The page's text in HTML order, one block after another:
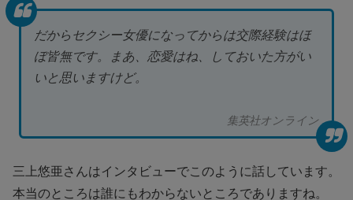
だからセクシー女優になってからは交際経験はほ
ぼ皆無です。まあ、恋愛はね、しておいた方がい
いと思いますけど。
集英社オンライン
三上悠亜さんはインタビューでこのように話しています。
本当のところは誰にもわからないところでありますね。